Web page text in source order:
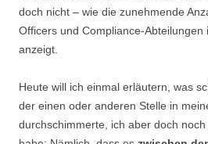
doch nicht – wie die zunehmende
Officers und Compliance-Abteilungen
anzeigt.
Heute will ich einmal erläutern, was
der einen oder anderen Stelle in
durchschimmerte, ich aber doch